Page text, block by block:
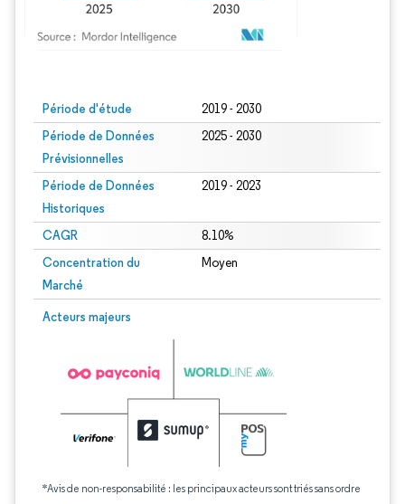
Période d'étude 2019 - 2030
Période de Données
Prévisionnelles
2025 - 2030
Période de Données
Historiques
2019 - 2023
CAGR 8.10%
Concentration du
Marché
Moyen
Acteurs majeurs
*Avis de non-responsabilité : les principaux acteurs sont triés sans ordre